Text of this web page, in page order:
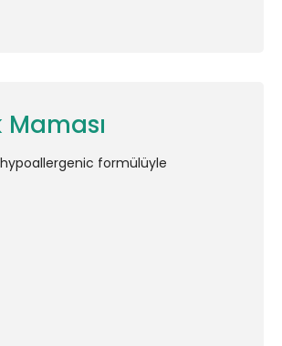
hypoallergenic formülüyle